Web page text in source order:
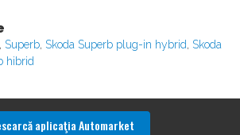
, Superb, Skoda Superb plug-in hybrid, Skoda
hibrid
aplicaţia Automarket